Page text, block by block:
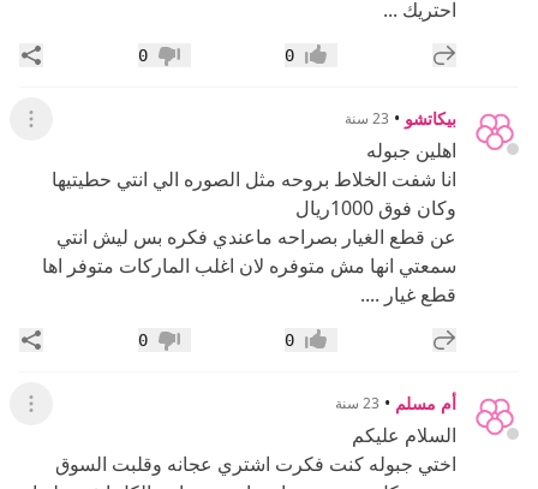
احتريك ...
إضافة رد جديد إعجاب0 عدم إعجاب
0
بيكاتشو • 23 سنة عرض
اهلين جبوله
انا شفت الخلاط بروحه مثل الصوره الي انتي حطيتيها
وكان فوق 1000ريال
عن قطع الغيار بصراحه ماعندي فكره بس ليش انتي
سمعتي انها مش متوفره لان اغلب الماركات متوفر اها
قطع غيار ....
إضافة رد جديد إعجاب0 عدم إعجاب
0
أم مسلم • 23 سنة عرض
السلام عليكم
اختي جبوله كنت فكرت اشتري عجانه وقلبت السوق